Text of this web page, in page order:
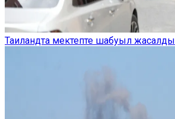
Таиландта мектепте шабуыл жасалды